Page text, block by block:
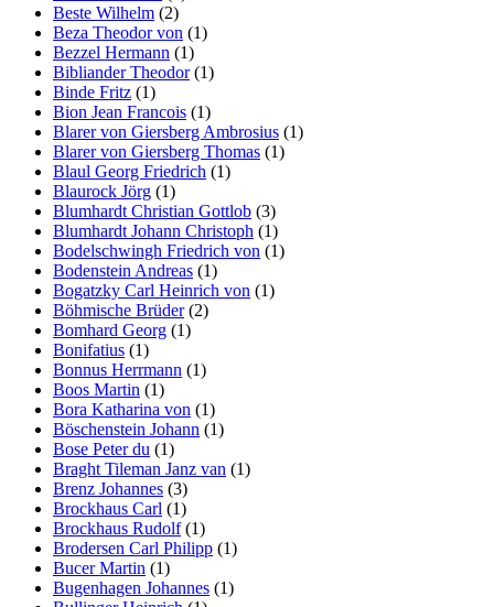
Beste Wilhelm (2)
Beza Theodor von (1)
Bezzel Hermann (1)
Bibliander Theodor(1)
Binde Fritz (1)
Bion Jean Francois (1)
Blarer von Giersberg Ambrosius (1)
Blarer von Giersberg Thomas (1)
Blaul Georg Friedrich (1)
Blaurock Jörg (1)
Blumhardt Christian Gottlob (3)
Blumhardt Johann Christoph (1)
Bodelschwingh Friedrich von (1)
Bodenstein Andreas (1)
Bogatzky Carl Heinrich von (1)
Böhmische Brüder(2)
Bomhard Georg (1)
Bonifatius (1)
Bonnus Herrmann (1)
Boos Martin (1)
Bora Katharina von (1)
Böschenstein Johann (1)
Bose Peter du (1)
Braght Tileman Janz van (1)
Brenz Johannes (3)
Brockhaus Carl (1)
Brockhaus Rudolf(1)
Brodersen Carl Philipp (1)
Bucer Martin (1)
Bugenhagen Johannes (1)